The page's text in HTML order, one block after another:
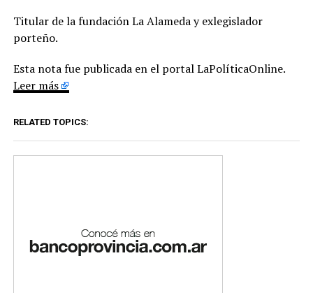
Titular de la fundación La Alameda y exlegislador
porteño.
Esta nota fue publicada en el portal LaPolíticaOnline.
Leer más
RELATED TOPICS: